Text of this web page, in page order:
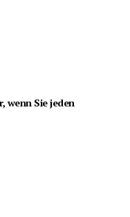
wenn Sie jeden